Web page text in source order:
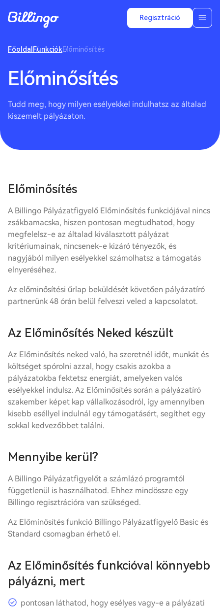
Regisztráció
Főoldal FunkciókElőminősítés
Előminősítés
Tudd meg, hogy milyen esélyekkel indulhatsz az általad
kiszemelt pályázaton.
Előminősítés
A Billingo Pályázatfigyelő Előminősítés funkciójával nincs
zsákbamacska, hiszen pontosan megtudhatod, hogy
megfelelsz-e az általad kiválasztott pályázat
kritériumainak, nincsenek-e kizáró tényezők, és
nagyjából milyen esélyekkel számolhatsz a támogatás
elnyeréséhez.
Az előminősítési űrlap beküldését követően pályázatíró
partnerünk 48 órán belül felveszi veled a kapcsolatot.
Az Előminősítés Neked készült
Az Előminősítés neked való, ha szeretnél időt, munkát és
költséget spórolni azzal, hogy csakis azokba a
pályázatokba fektetsz energiát, amelyeken valós
esélyekkel indulsz. Az Előminősítés során a pályázatíró
szakember képet kap vállalkozásodról, így amennyiben
kisebb eséllyel indulnál egy támogatásért, segíthet egy
sokkal kedvezőbbet találni.
Mennyibe kerül?
A Billingo Pályázatfigyelőt a számlázó programtól
függetlenül is használhatod. Ehhez mindössze egy
Billingo regisztrációra van szükséged.
Az Előminősítés funkció Billingo Pályázatfigyelő Basic és
Standard csomagban érhető el.
Az Előminősítés funkcióval könnyebb
pályázni, mert
pontosan láthatod, hogy esélyes vagy-e a pályázati